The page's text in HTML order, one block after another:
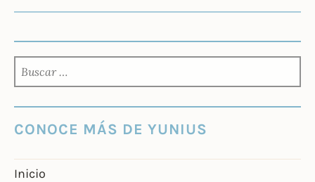
CONOCE MÁS DE YUNIUS
Inicio